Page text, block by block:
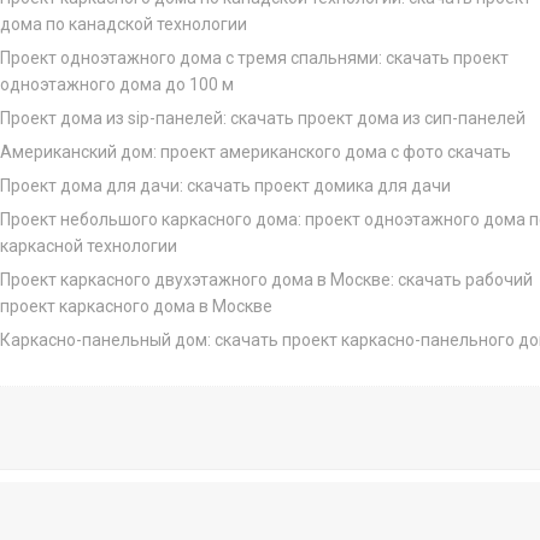
дома по канадской технологии
Проект одноэтажного дома с тремя спальнями: скачать проект
одноэтажного дома до 100 м
Проект дома из sip-панелей: скачать проект дома из сип-панелей
Американский дом: проект американского дома с фото скачать
Проект дома для дачи: скачать проект домика для дачи
Проект небольшого каркасного дома: проект одноэтажного дома
каркасной технологии
Проект каркасного двухэтажного дома в Москве: скачать рабочий
проект каркасного дома в Москве
Каркасно-панельный дом: скачать проект каркасно-панельного